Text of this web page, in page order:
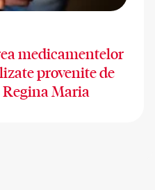
medicamentelor
provenite de
Maria